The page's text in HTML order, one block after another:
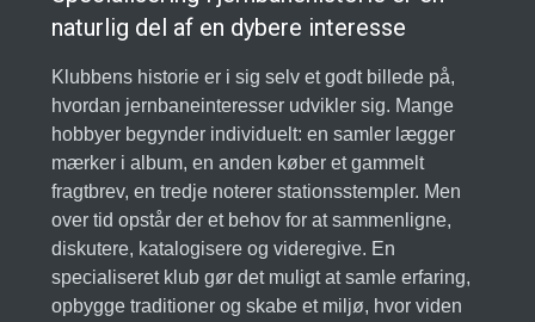
naturlig del af en dybere interesse
Klubbens historie er i sig selv et godt billede på,
hvordan jernbaneinteresser udvikler sig. Mange
hobbyer begynder individuelt: en samler lægger
mærker i album, en anden køber et gammelt
fragtbrev, en tredje noterer stationsstempler. Men
over tid opstår der et behov for at sammenligne,
diskutere, katalogisere og videregive. En
specialiseret klub gør det muligt at samle erfaring,
opbygge traditioner og skabe et miljø, hvor viden